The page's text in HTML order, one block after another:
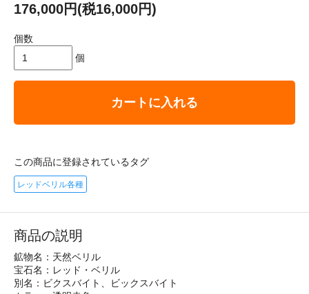
176,000円(税16,000円)
個数
個
カートに入れる
この商品に登録されているタグ
レッドベリル各種
商品の説明
鉱物名：天然ベリル
宝石名：レッド・ベリル
別名：ビクスバイト、ビックスバイト